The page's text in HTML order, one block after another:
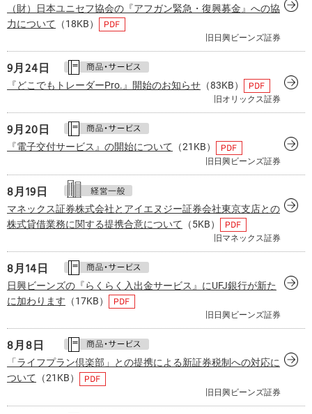
（財）日本ユニセフ協会の『アフガン緊急・復興募金』への協
力について （18KB）
旧日興ビーンズ証券
9月24日
『どこでもトレーダーPro.』開始のお知らせ （83KB）
旧オリックス証券
9月20日
『電子交付サービス』の開始について （21KB）
旧日興ビーンズ証券
8月19日
マネックス証券株式会社とアイエヌジー証券会社東京支店との
株式貸借業務に関する提携合意について （5KB）
旧マネックス証券
8月14日
日興ビーンズの『らくらく入出金サービス』にUFJ銀行が新た
に加わります （17KB）
旧日興ビーンズ証券
8月8日
「ライフプラン倶楽部」との提携による新証券税制への対応に
ついて （21KB）
旧日興ビーンズ証券